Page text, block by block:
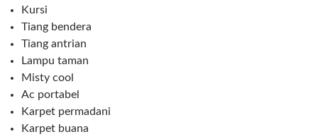
Kursi
Tiang bendera
Tiang antrian
Lampu taman
Misty cool
Ac portabel
Karpet permadani
Karpet buana